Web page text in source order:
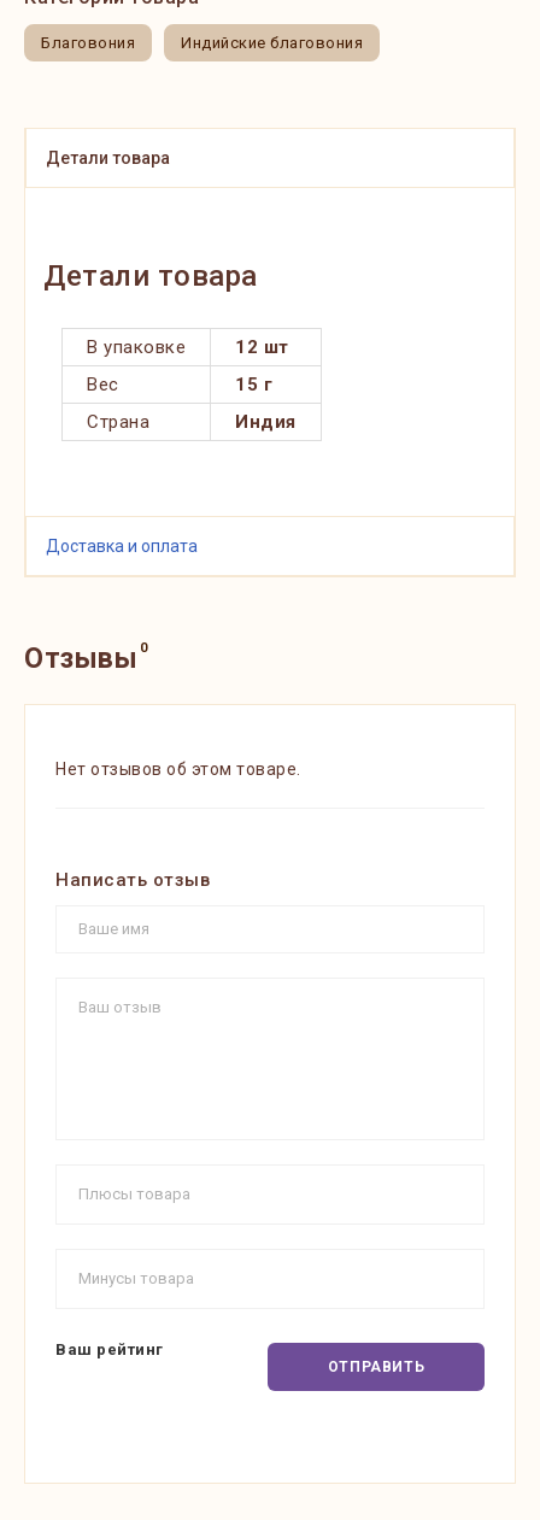
Благовония Индийские благовония
Детали товара
Детали товара
В упаковке
12 шт
Вес
15 г
Страна
Индия
Доставка и оплата
Отзывы 0
Нет отзывов об этом товаре.
Написать отзыв
Ваш рейтинг
ОТПРАВИТЬ